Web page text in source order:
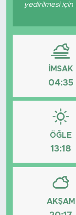
yedirilmesi için
İMSAK
04:35
ÖĞLE
13:18
AKŞAM